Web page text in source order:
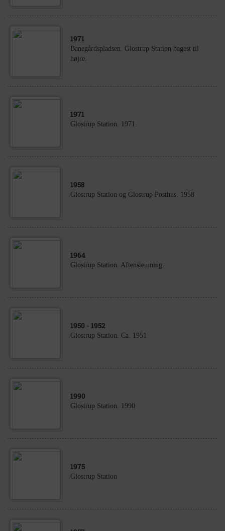
1971
Banegårdspladsen. Glostrup Station bagest til
højre.
1971
Glostrup Station. 1971
1958
Glostrup Station og Glostrup Posthus. 1958
1964
Glostrup Station. Aftenstemning.
1950 - 1952
Glostrup Station. Ca. 1951
1990
Glostrup Station. 1990
1975
Glostrup Station